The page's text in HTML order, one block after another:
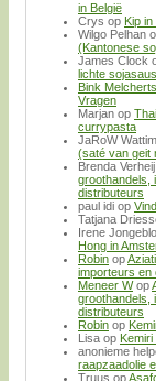
in België
Crys op Kip
Wilgo Pelhan
(Kantonese
James Clock
lichte sojasaus
Bink Melcherts
Vragen
Marjan op
currypasta
JaRoW
(saté van geit
Brenda Verheij
groothandels,
distributeurs
paul idi op
Tatjana
Irene
Hong in
Robin op
importeurs en
Meneer Wop
groothandels,
distributeurs
Robin op
Lisa op
anonieme
raapzaadolie
Truus op